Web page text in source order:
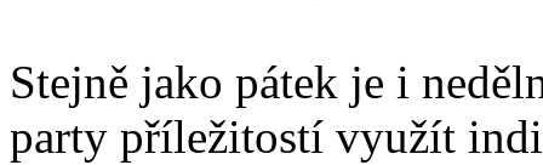
Stejně jako pátek je i
party příležitostí využít